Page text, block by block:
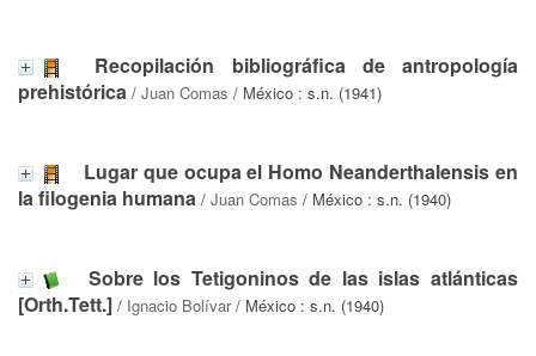
Recopilación bibliográfica de antropología
prehistórica / Juan Comas / México : s.n. (1941)
Lugar que ocupa el Homo Neanderthalensis en
la filogenia humana / Juan Comas / México : s.n. (1940)
Sobre los Tetigoninos de las islas atlánticas
[Orth.Tett.] / Ignacio Bolívar/ México : s.n. (1940)